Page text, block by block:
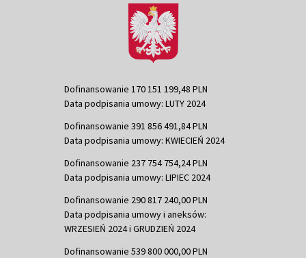
Dofinansowanie 170 151 199,48 PLN
Data podpisania umowy: LUTY 2024
Dofinansowanie 391 856 491,84 PLN
Data podpisania umowy: KWIECIEŃ 2024
Dofinansowanie 237 754 754,24 PLN
Data podpisania umowy: LIPIEC 2024
Dofinansowanie 290 817 240,00 PLN
Data podpisania umowy i aneksów:
WRZESIEŃ 2024 i GRUDZIEŃ 2024
Dofinansowanie 539 800 000,00 PLN